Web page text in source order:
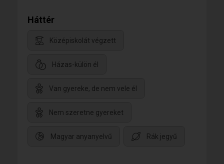
Háttér
Középiskolát végzett
Házas-külön él
Van gyereke, de nem vele él
Nem szeretne gyereket
Magyar anyanyelvű Rák jegyű